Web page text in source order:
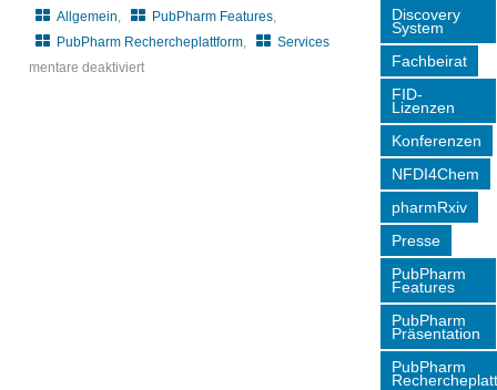
Allgemein, PubPharm Features,
PubPharm Rechercheplattform, Services
mentare deaktiviert
Discovery
System
Fachbeirat
FID-
Lizenzen
Konferenzen
NFDI4Chem
pharmRxiv
Presse
PubPharm
Features
PubPharm
Präsentation
PubPharm